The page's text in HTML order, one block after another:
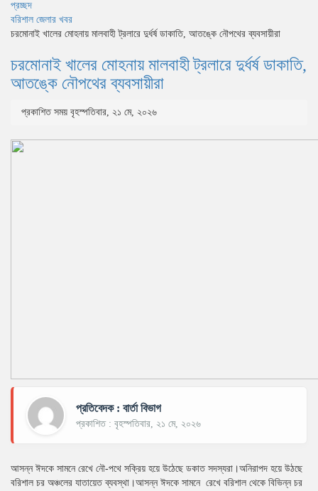
প্রচ্ছদ
বরিশাল জেলার খবর
চরমোনাই খালের মোহনায় মালবাহী ট্রলারে দুর্ধর্ষ ডাকাতি, আতঙ্কে নৌপথের ব্যবসায়ীরা
চরমোনাই খালের মোহনায় মালবাহী ট্রলারে দুর্ধর্ষ ডাকাতি,
আতঙ্কে নৌপথের ব্যবসায়ীরা
প্রকাশিত সময় বৃহস্পতিবার, ২১ মে, ২০২৬
প্রতিবেদক : বার্তা বিভাগ
প্রকাশিত : বৃহস্পতিবার, ২১ মে, ২০২৬
আসন্ন ঈদকে সামনে রেখে নৌ-পথে সক্রিয় হয়ে উঠেছে ডকাত সদস্যরা।অনিরাপদ হয়ে উঠছে
বরিশাল চর অঞ্চলের যাতায়েত ব্যবস্থা।আসন্ন ঈদকে সামনে রেখে বরিশাল থেকে বিভিন্ন চর